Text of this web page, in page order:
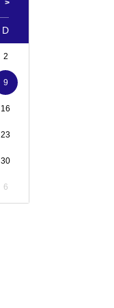
D
2
9
16
23
30
6